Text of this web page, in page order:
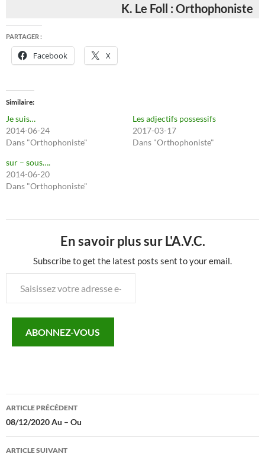
K. Le Foll : Orthophoniste
PARTAGER :
Facebook X
Similaire
Je suis…
2014-06-24
Dans "Orthophoniste"
Les adjectifs possessifs
2017-03-17
Dans "Orthophoniste"
sur – sous….
2014-06-20
Dans "Orthophoniste"
En savoir plus sur L'A.V.C.
Subscribe to get the latest posts sent to your email.
votre
mail…ABONNEZ-VOUS
Navigation
des
articles
ARTICLE PRÉCÉDENT
08/12/2020 Au – Ou
ARTICLE SUIVANT